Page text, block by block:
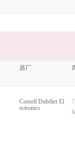
原厂
Cornell Dubilier El
ectronics
5